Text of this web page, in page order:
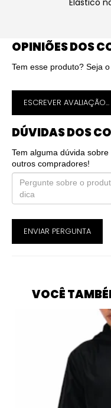
Elástico
OPINIÕES DOS
Tem esse produto? Seja
ESCREVER AVALIAÇÃO...
DÚVIDAS DOS
Tem alguma dúvida
outros compradores!
ENVIAR PERGUNTA
VOCÊ